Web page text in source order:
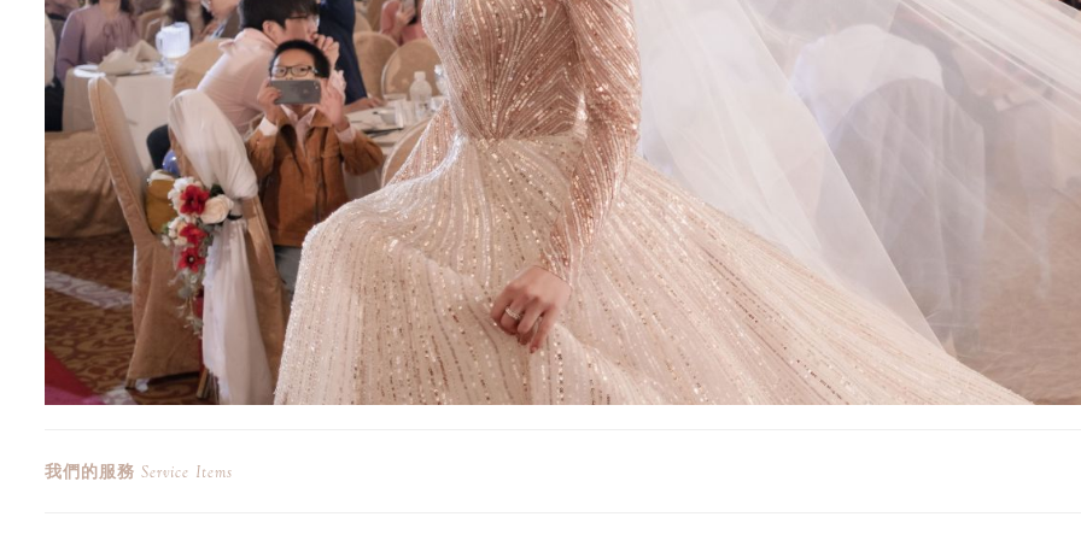
我們的服務 Service Items